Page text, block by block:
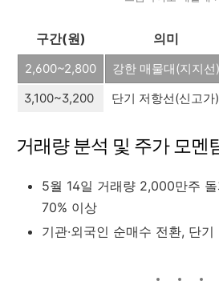
구간(원) 의미
2,600~2,800
강한 매물대(지지선)
3,100~3,200
단기 저항선(신고가)
거래량 분석 및 주가 모멘
5월 14일 거래량 2,000만주
70% 이상
기관·외국인 순매수 전환, 단